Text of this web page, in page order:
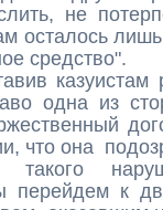
не
осталось
средство".
казуистам
одна из
что она
такого
перейдем к